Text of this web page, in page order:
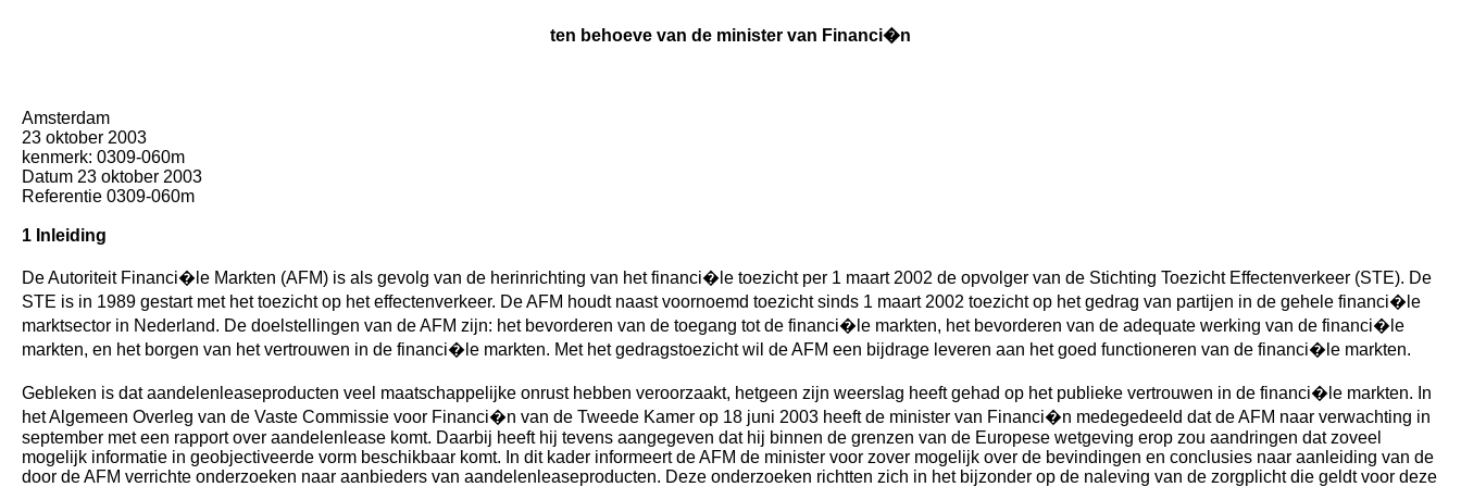
ten behoeve van de minister van Financi�n
Amsterdam
23 oktober 2003
kenmerk: 0309-060m
Datum 23 oktober 2003
Referentie 0309-060m
1 Inleiding
De Autoriteit Financi�le Markten (AFM) is als gevolg van de herinrichting van het financi�le toezicht per 1 maart 2002 de opvolger van de Stichting Toezicht Effectenverkeer (STE). De
STE is in 1989 gestart met het toezicht op het effectenverkeer. De AFM houdt naast voornoemd toezicht sinds 1 maart 2002 toezicht op het gedrag van partijen in de gehele financi�le
marktsector in Nederland. De doelstellingen van de AFM zijn: het bevorderen van de toegang tot de financi�le markten, het bevorderen van de adequate werking van de financi�le
markten, en het borgen van het vertrouwen in de financi�le markten. Met het gedragstoezicht wil de AFM een bijdrage leveren aan het goed functioneren van de financi�le markten.
Gebleken is dat aandelenleaseproducten veel maatschappelijke onrust hebben veroorzaakt, hetgeen zijn weerslag heeft gehad op het publieke vertrouwen in de financi�le markten. In
het Algemeen Overleg van de Vaste Commissie voor Financi�n van de Tweede Kamer op 18 juni 2003 heeft de minister van Financi�n medegedeeld dat de AFM naar verwachting in
september met een rapport over aandelenlease komt. Daarbij heeft hij tevens aangegeven dat hij binnen de grenzen van de Europese wetgeving erop zou aandringen dat zoveel
mogelijk informatie in geobjectiveerde vorm beschikbaar komt. In dit kader informeert de AFM de minister voor zover mogelijk over de bevindingen en conclusies naar aanleiding van de
door de AFM verrichte onderzoeken naar aanbieders van aandelenleaseproducten. Deze onderzoeken richtten zich in het bijzonder op de naleving van de zorgplicht die geldt voor deze